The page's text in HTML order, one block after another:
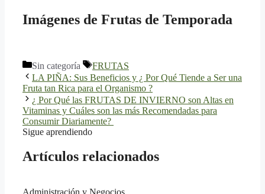
Imágenes de Frutas de Temporada
Categorías
Sin categoría Etiquetas
FRUTAS
LA PIÑA: Sus Beneficios y ¿ Por Qué Tiende a Ser una
Fruta tan Rica para el Organismo ?
¿ Por Qué las FRUTAS DE INVIERNO son Altas en
Vitaminas y Cuáles son las más Recomendadas para
Consumir Diariamente?
Sigue aprendiendo
Artículos relacionados